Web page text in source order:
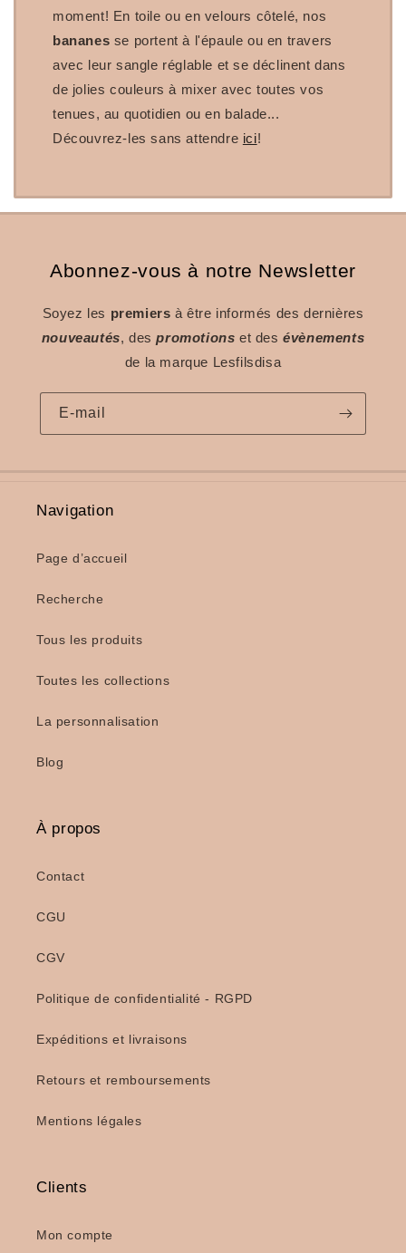
moment! En toile ou en velours côtelé, nos
bananes se portent à l'épaule ou en travers
avec leur sangle réglable et se déclinent dans
de jolies couleurs à mixer avec toutes vos
tenues, au quotidien ou en balade...
Découvrez-les sans attendre ici!
Abonnez-vous à notre Newsletter
Soyez les premiers à être informés des dernières
nouveautés, despromotions et desévènements
de la marque Lesfilsdisa
E-mail
Navigation
Page d’accueil
Recherche
Tous les produits
Toutes les collections
La personnalisation
Blog
À propos
Contact
CGU
CGV
Politique de confidentialité - RGPD
Expéditions et livraisons
Retours et remboursements
Mentions légales
Clients
Mon compte